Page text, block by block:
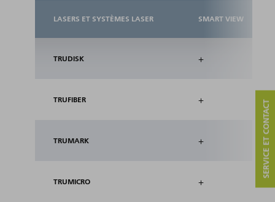
LASERS ET SYSTÈMES LASER SMART VIEW
TRUDISK +
TRUFIBER +
TRUMARK +
TRUMICRO +
SERVICE ET CONTACT